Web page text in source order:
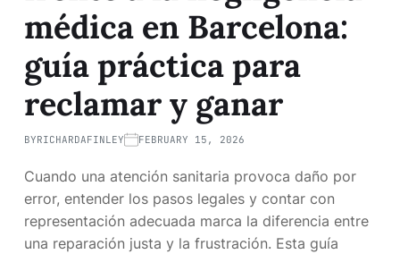
médica en Barcelona:
guía práctica para
reclamar y ganar
BYRICHARDAFINLEY FEBRUARY 15, 2026
Cuando una atención sanitaria provoca daño por
error, entender los pasos legales y contar con
representación adecuada marca la diferencia entre
una reparación justa y la frustración. Esta guía